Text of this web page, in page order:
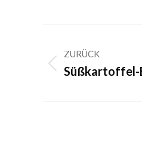
ZURÜCK
Vorheriger
Süßkartoffel-